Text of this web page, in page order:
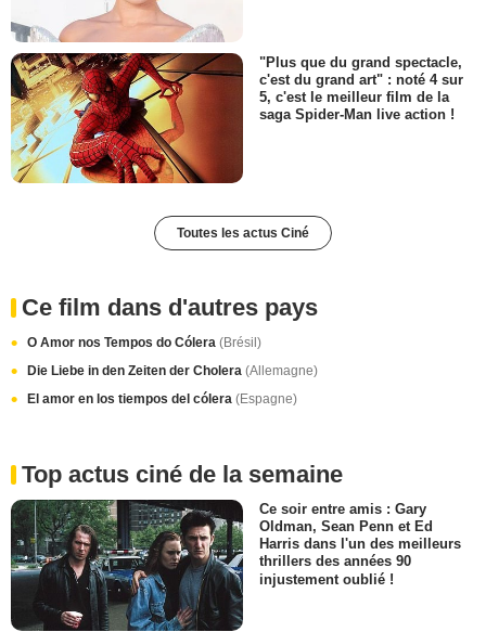
"Plus que du grand spectacle,
c'est du grand art" : noté 4 sur
5, c'est le meilleur film de la
saga Spider-Man live action !
Toutes les actus Ciné
Ce film dans d'autres pays
O Amor nos Tempos do Cólera (Brésil)
Die Liebe in den Zeiten der Cholera (Allemagne)
El amor en los tiempos del cólera (Espagne)
Top actus ciné de la semaine
Ce soir entre amis : Gary
Oldman, Sean Penn et Ed
Harris dans l'un des meilleurs
thrillers des années 90
injustement oublié !